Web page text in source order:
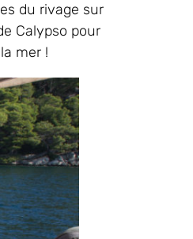
du rivage sur
Calypso pour
mer !